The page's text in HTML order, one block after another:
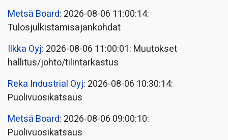
Metsä Board: 2026-08-06 11:00:14:
Tulosjulkistamisajankohdat
Ilkka Oyj: 2026-08-06 11:00:01: Muutokset
hallitus/johto/tilintarkastus
Reka Industrial Oyj: 2026-08-06 10:30:14:
Puolivuosikatsaus
Metsä Board: 2026-08-06 09:00:10:
Puolivuosikatsaus